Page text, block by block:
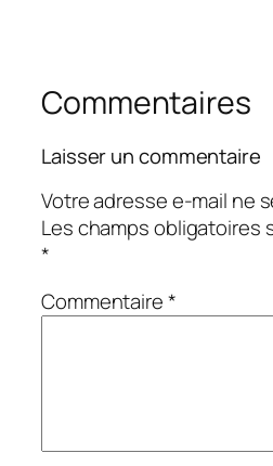
Commentaires
Laisser un commentaire
Votre adresse e-mail ne
Les champs obligatoires
*
Commentaire*